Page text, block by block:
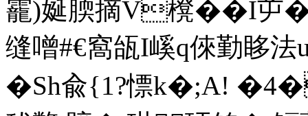
靇)娫腝摘V櫈��I屰
缝噌#€窩瓵I嵠q倈勤 眵
�Sh兪{1?慓k�;A!